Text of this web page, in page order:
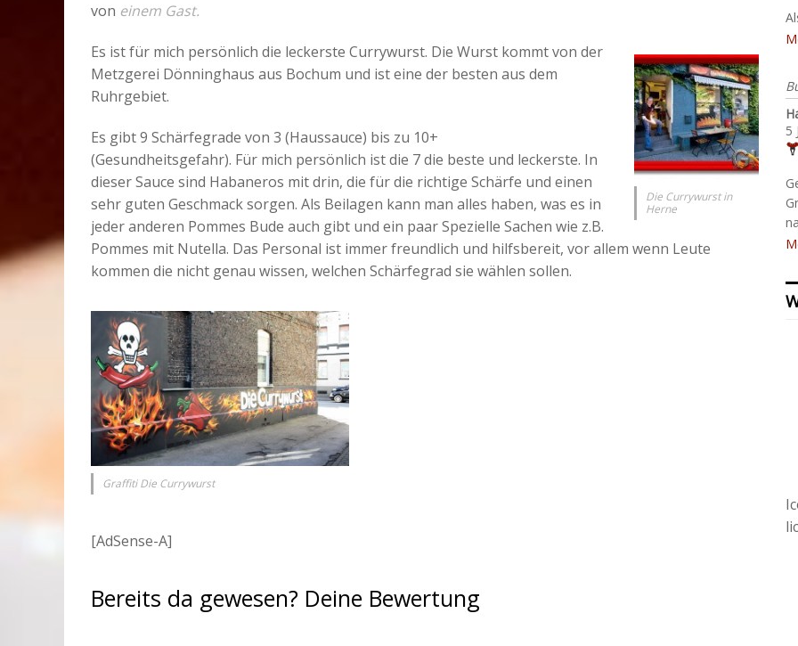
von einem Gast.
Die Currywurst in
Herne
Es ist für mich persönlich die leckerste Currywurst. Die Wurst kommt von der
Metzgerei Dönninghaus aus Bochum und ist eine der besten aus dem
Ruhrgebiet.
Es gibt 9 Schärfegrade von 3 (Haussauce) bis zu 10+
(Gesundheitsgefahr). Für mich persönlich ist die 7 die beste und leckerste. In
dieser Sauce sind Habaneros mit drin, die für die richtige Schärfe und einen
sehr guten Geschmack sorgen. Als Beilagen kann man alles haben, was es in
jeder anderen Pommes Bude auch gibt und ein paar Spezielle Sachen wie z.B.
Pommes mit Nutella. Das Personal ist immer freundlich und hilfsbereit, vor allem wenn Leute
kommen die nicht genau wissen, welchen Schärfegrad sie wählen sollen.
Graffiti Die Currywurst
[AdSense-A]
Bereits da gewesen? Deine Bewertung
5